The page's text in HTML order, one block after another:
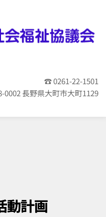
☎ 0261-22-1501
0002 長野県大町市大町1129
動計画